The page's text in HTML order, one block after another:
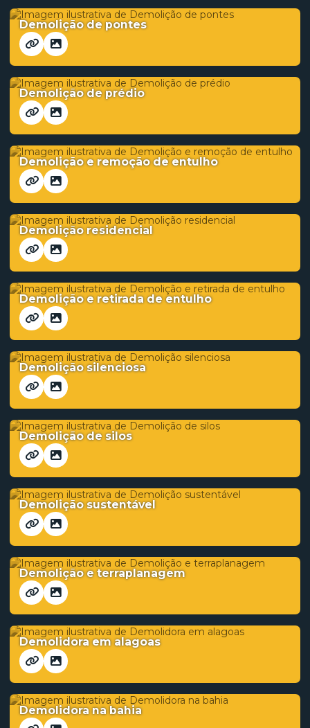
Demolição de pontes
Demolição de prédio
Demolição e remoção de entulho
Demolição residencial
Demolição e retirada de entulho
Demolição silenciosa
Demolição de silos
Demolição sustentável
Demolição e terraplanagem
Demolidora em alagoas
Demolidora na bahia